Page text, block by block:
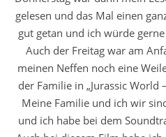
gelesen und das Mal einen
gut getan und ich würde
Auch der Freitag war am
meinen Neffen noch eine
der Familie in „Jurassic World
Meine Familie und ich wir
und ich habe bei dem